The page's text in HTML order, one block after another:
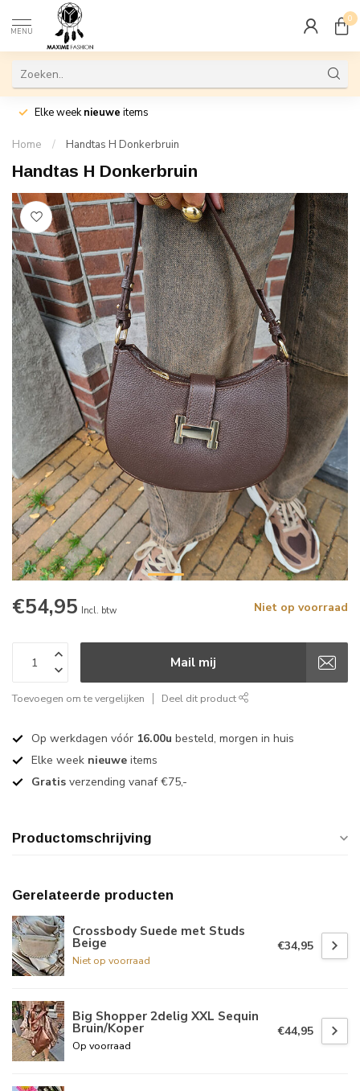
MENU
0
Elke weeknieuwe items
Home / Handtas H Donkerbruin
Handtas H Donkerbruin
€54,95 Incl. btw Niet op voorraad
Mail mij
Toevoegen om te vergelijken Deel dit product
Op werkdagen vóór 16.00u besteld, morgen in huis
Elke week nieuwe items
Gratis verzending vanaf €75,-
Productomschrijving
Gerelateerde producten
Crossbody Suede met Studs
Beige
Niet op voorraad
€34,95
Big Shopper 2delig XXL Sequin
Bruin/Koper
Op voorraad
€44,95